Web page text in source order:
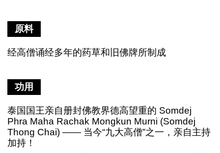
原料
经高僧诵经多年的药草和旧佛牌所制成
功用
泰国国王亲自册封佛教界德高望重的 Somdej
Phra Maha Rachak Mongkun Murni (Somdej
Thong Chai) —— 当今“九大高僧”之一，亲自主持
加持！